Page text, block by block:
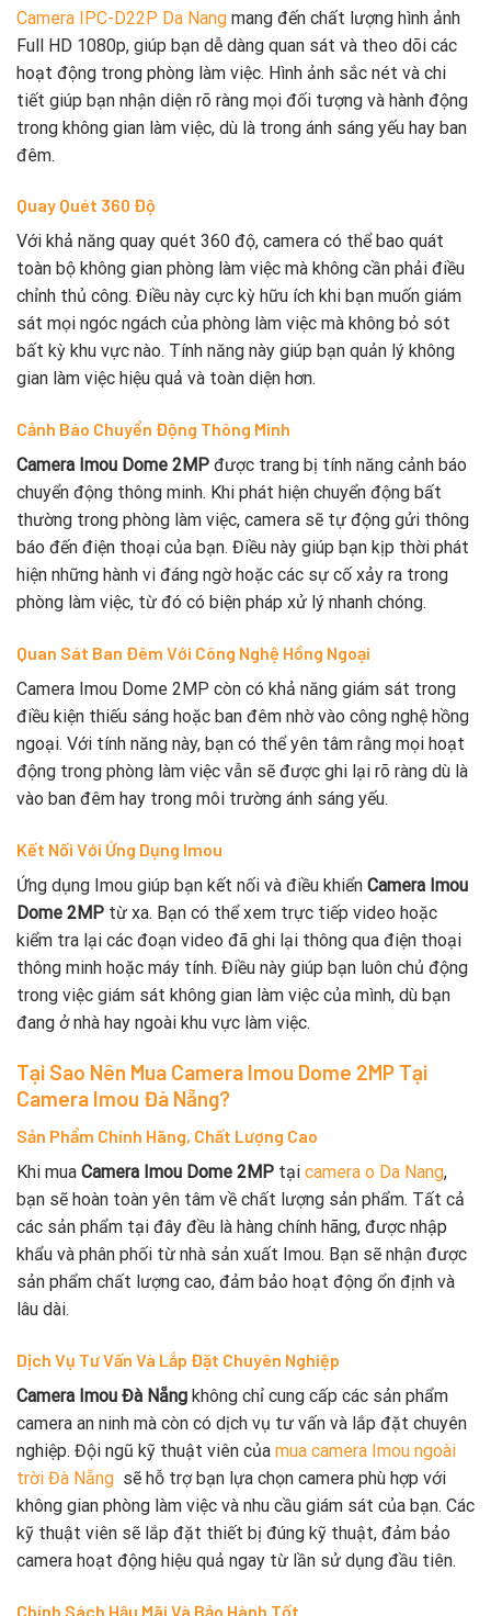
Camera IPC-D22P Da Nang mang đến chất lượng hình ảnh
Full HD 1080p, giúp bạn dễ dàng quan sát và theo dõi các
hoạt động trong phòng làm việc. Hình ảnh sắc nét và chi
tiết giúp bạn nhận diện rõ ràng mọi đối tượng và hành động
trong không gian làm việc, dù là trong ánh sáng yếu hay ban
đêm.
Quay Quét 360 Độ
Với khả năng quay quét 360 độ, camera có thể bao quát
toàn bộ không gian phòng làm việc mà không cần phải điều
chỉnh thủ công. Điều này cực kỳ hữu ích khi bạn muốn giám
sát mọi ngóc ngách của phòng làm việc mà không bỏ sót
bất kỳ khu vực nào. Tính năng này giúp bạn quản lý không
gian làm việc hiệu quả và toàn diện hơn.
Cảnh Báo Chuyển Động Thông Minh
Camera Imou Dome 2MP được trang bị tính năng cảnh báo
chuyển động thông minh. Khi phát hiện chuyển động bất
thường trong phòng làm việc, camera sẽ tự động gửi thông
báo đến điện thoại của bạn. Điều này giúp bạn kịp thời phát
hiện những hành vi đáng ngờ hoặc các sự cố xảy ra trong
phòng làm việc, từ đó có biện pháp xử lý nhanh chóng.
Quan Sát Ban Đêm Với Công Nghệ Hồng Ngoại
Camera Imou Dome 2MP còn có khả năng giám sát trong
điều kiện thiếu sáng hoặc ban đêm nhờ vào công nghệ hồng
ngoại. Với tính năng này, bạn có thể yên tâm rằng mọi hoạt
động trong phòng làm việc vẫn sẽ được ghi lại rõ ràng dù là
vào ban đêm hay trong môi trường ánh sáng yếu.
Kết Nối Với Ứng Dụng Imou
Ứng dụng Imou giúp bạn kết nối và điều khiển Camera Imou
Dome 2MP từ xa. Bạn có thể xem trực tiếp video hoặc
kiểm tra lại các đoạn video đã ghi lại thông qua điện thoại
thông minh hoặc máy tính. Điều này giúp bạn luôn chủ động
trong việc giám sát không gian làm việc của mình, dù bạn
đang ở nhà hay ngoài khu vực làm việc.
Tại Sao Nên Mua Camera Imou Dome 2MP Tại
Camera Imou Đà Nẵng?
Sản Phẩm Chính Hãng, Chất Lượng Cao
Khi mua Camera Imou Dome 2MP tại camera o Da Nang,
bạn sẽ hoàn toàn yên tâm về chất lượng sản phẩm. Tất cả
các sản phẩm tại đây đều là hàng chính hãng, được nhập
khẩu và phân phối từ nhà sản xuất Imou. Bạn sẽ nhận được
sản phẩm chất lượng cao, đảm bảo hoạt động ổn định và
lâu dài.
Dịch Vụ Tư Vấn Và Lắp Đặt Chuyên Nghiệp
Camera Imou Đà Nẵng không chỉ cung cấp các sản phẩm
camera an ninh mà còn có dịch vụ tư vấn và lắp đặt chuyên
nghiệp. Đội ngũ kỹ thuật viên của mua camera Imou ngoài
trời Đà Nẵng sẽ hỗ trợ bạn lựa chọn camera phù hợp với
không gian phòng làm việc và nhu cầu giám sát của bạn. Các
kỹ thuật viên sẽ lắp đặt thiết bị đúng kỹ thuật, đảm bảo
camera hoạt động hiệu quả ngay từ lần sử dụng đầu tiên.
Chính Sách Hậu Mãi Và Bảo Hành Tốt